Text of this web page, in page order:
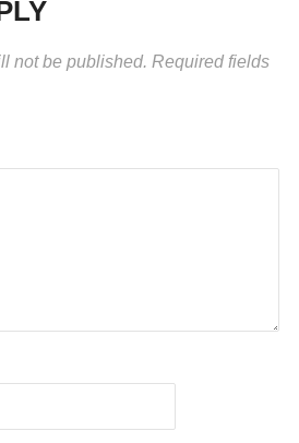
not be published. Required fields